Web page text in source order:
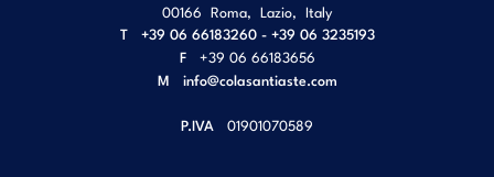
00166 Roma, Lazio, Italy
T
+39 06 66183260 - +39 06 3235193
F
+39 06 66183656
M info@colasantiaste.com
P.IVA 01901070589